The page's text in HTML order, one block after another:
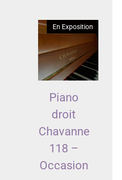
En Exposition
Piano
droit
Chavanne
118 –
Occasion